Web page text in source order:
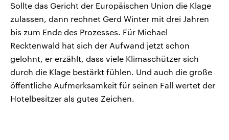
Sollte das Gericht der Europäischen Union die Klage
zulassen, dann rechnet Gerd Winter mit drei Jahren
bis zum Ende des Prozesses. Für Michael
Recktenwald hat sich der Aufwand jetzt schon
gelohnt, er erzählt, dass viele Klimaschützer sich
durch die Klage bestärkt fühlen. Und auch die große
öffentliche Aufmerksamkeit für seinen Fall wertet der
Hotelbesitzer als gutes Zeichen.